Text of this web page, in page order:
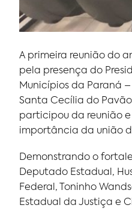
A primeira reunião do
pela presença do
Municípios da Paraná
Santa Cecília do
participou da reunião e
importância da união
Demonstrando o
Deputado Estadual,
Federal, Toninho
Estadual da Justiça e